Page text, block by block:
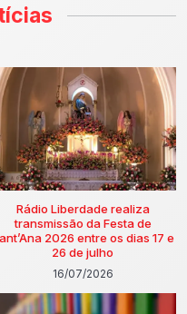
Rádio Liberdade realiza
transmissão da Festa de
2026 entre os dias 17 e
26 de julho
16/07/2026